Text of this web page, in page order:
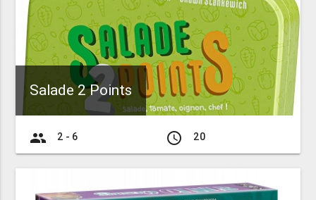
Salade 2 Points
group 2 - 6 access_time 20